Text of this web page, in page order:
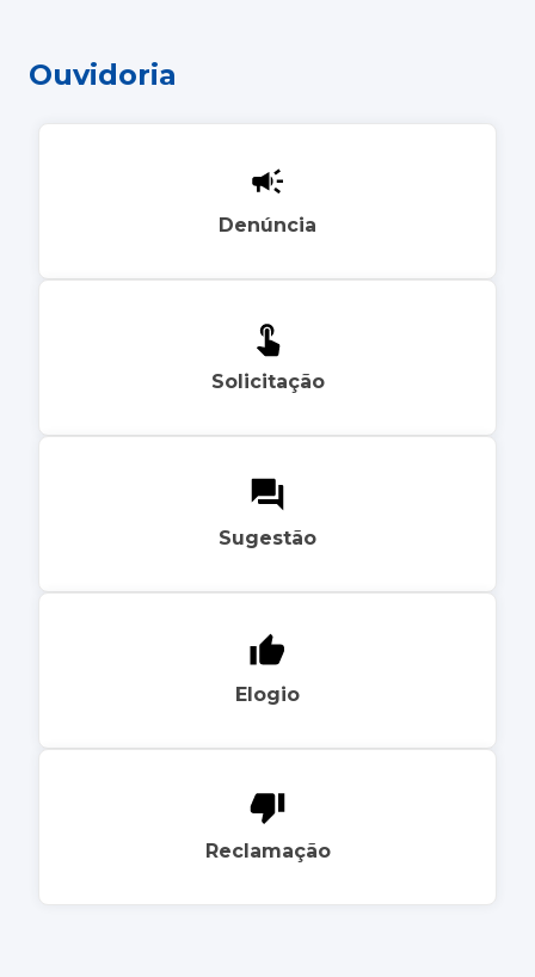
Ouvidoria
Denúncia
Solicitação
Sugestão
Elogio
Reclamação